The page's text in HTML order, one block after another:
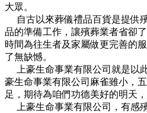
大眾。
自古以來葬儀禮品百貨是提供
品的準備工作，讓殯葬業者省卻
時間為往生者及家屬做更完善的
了無缺憾。
上豪生命事業有限公司就是以
豪生命事業有限公司麻雀雖小，
足，期待為咱們功德美好的明天
上豪生命事業有限公司，有感